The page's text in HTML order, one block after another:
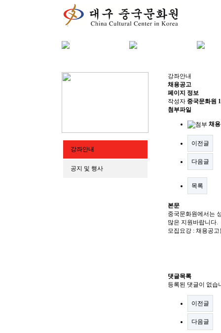
강좌안내
공지 및 행사
강좌안내
채용공고
페이지 정보
작성자 중국문화원
첨부파일
채
이전글
다음글
목록
본문
중국문화원에서는
많은 지원바랍니다.
모집요강 : 채용공
댓글목록
등록된 댓글이 없습
이전글
다음글